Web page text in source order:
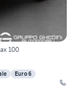
100
Euro 6